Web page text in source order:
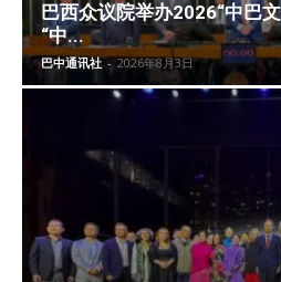
巴西众议院举办2026“中巴
“中...
巴中通讯社 - 2026年8月3日